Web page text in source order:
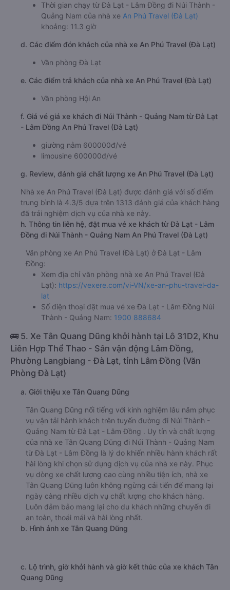
Thời gian chạy từ Đà Lạt - Lâm Đồng đi Núi Thành -
Quảng Nam của nhà xe An Phú Travel (Đà Lạt)
khoảng: 11.3 giờ
d. Các điểm đón khách của nhà xe An Phú Travel (Đà Lạt)
Văn phòng Đà Lạt
e. Các điểm trả khách của nhà xe An Phú Travel (Đà Lạt)
Văn phòng Hội An
f. Giá vé giá xe khách đi Núi Thành - Quảng Nam từ Đà Lạt
- Lâm Đồng An Phú Travel (Đà Lạt)
giường nằm 600000đ/vé
limousine 600000đ/vé
g. Review, đánh giá chất lượng xe An Phú Travel (Đà Lạt)
Nhà xe An Phú Travel (Đà Lạt) được đánh giá với số điểm
trung bình là 4.3/5 dựa trên 1313 đánh giá của khách hàng
đã trải nghiệm dịch vụ của nhà xe này.
h. Thông tin liên hệ, đặt mua vé xe khách từ Đà Lạt - Lâm
Đồng đi Núi Thành - Quảng Nam An Phú Travel (Đà Lạt)
Văn phòng xe An Phú Travel (Đà Lạt) ở Đà Lạt - Lâm
Đồng:
Xem địa chỉ văn phòng nhà xe An Phú Travel (Đà
Lạt): https://vexere.com/vi-VN/xe-an-phu-travel-da-
lat
Số điện thoại đặt mua vé xe Đà Lạt - Lâm Đồng Núi
Thành - Quảng Nam: 1900 888684
🚌 5. Xe Tân Quang Dũng khởi hành tại Lô 31D2, Khu
Liên Hợp Thể Thao - Sân vận động Lâm Đồng,
Phường Langbiang - Đà Lạt, tỉnh Lâm Đồng (Văn
Phòng Đà Lạt)
a. Giới thiệu xe Tân Quang Dũng
Tân Quang Dũng nổi tiếng với kinh nghiệm lâu năm phục
vụ vận tải hành khách trên tuyến đường đi Núi Thành -
Quảng Nam từ Đà Lạt - Lâm Đồng . Uy tín và chất lượng
của nhà xe Tân Quang Dũng đi Núi Thành - Quảng Nam
từ Đà Lạt - Lâm Đồng là lý do khiến nhiều hành khách rất
hài lòng khi chọn sử dụng dịch vụ của nhà xe này. Phục
vụ dòng xe chất lượng cao cùng nhiều tiện ích, nhà xe
Tân Quang Dũng luôn không ngừng cải tiến để mang lại
ngày càng nhiều dịch vụ chất lượng cho khách hàng.
Luôn đảm bảo mang lại cho du khách những chuyến đi
an toàn, thoái mái và hài lòng nhất.
b. Hình ảnh xe Tân Quang Dũng
c. Lộ trình, giờ khởi hành và giờ kết thúc của xe khách Tân
Quang Dũng